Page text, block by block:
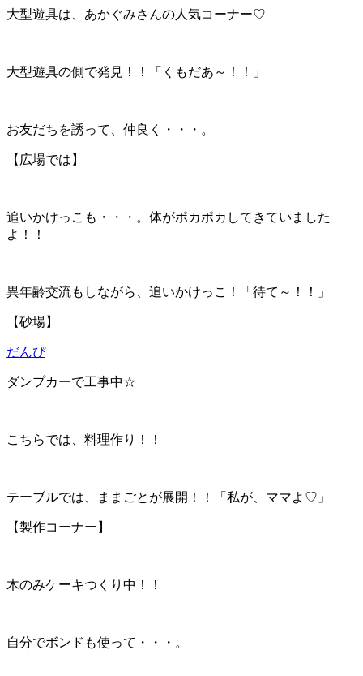
大型遊具は、あかぐみさんの人気コーナー♡
大型遊具の側で発見！！「くもだあ～！！」
お友だちを誘って、仲良く・・・。
【広場では】
追いかけっこも・・・。体がポカポカしてきていました
よ！！
異年齢交流もしながら、追いかけっこ！「待て～！！」
【砂場】
だんぴ
ダンプカーで工事中☆
こちらでは、料理作り！！
テーブルでは、ままごとが展開！！「私が、ママよ♡」
【製作コーナー】
木のみケーキつくり中！！
自分でボンドも使って・・・。